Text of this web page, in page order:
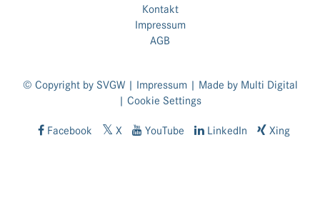
Kontakt
Impressum
AGB
© Copyright by SVGW | Impressum| Made by Multi Digital
| Cookie Settings
Facebook X YouTube LinkedIn Xing